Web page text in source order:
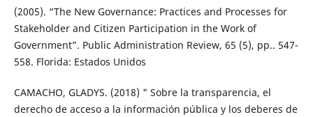
(2005). “The New Governance: Practices and Processes for
Stakeholder and Citizen Participation in the Work of
Government”. Public Administration Review, 65 (5), pp.. 547-
558. Florida: Estados Unidos
CAMACHO, GLADYS. (2018) " Sobre la transparencia, el
derecho de acceso a la información pública y los deberes de